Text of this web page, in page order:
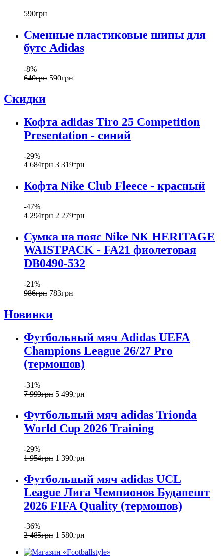
590грн
Сменные пластиковые шипы для
бутс Adidas
-8%
640грн 590грн
Скидки
Кофта adidas Tiro 25 Competition
Presentation - синий
-29%
4 684грн 3 319грн
Кофта Nike Club Fleece - красный
-47%
4 294грн 2 279грн
Сумка на пояс Nike NK HERITAGE
WAISTPACK - FA21 фиолетовая
DB0490-532
-21%
986грн 783грн
Новинки
Футбольный мяч Adidas UEFA
Champions League 26/27 Pro
(термошов)
-31%
7 999грн 5 499грн
Футбольный мяч adidas Trionda
World Cup 2026 Training
-29%
1 954грн 1 390грн
Футбольный мяч adidas UCL
League Лига Чемпионов Будапешт
2026 FIFA Quality (термошов)
-36%
2 485грн 1 580грн